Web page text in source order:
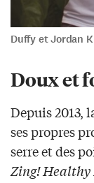
Duffy et Jordan
Doux et
Depuis 2013,
ses propres
serre et des
Zing! Healthy